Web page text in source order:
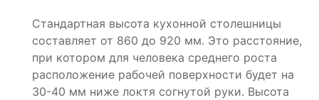
Стандартная высота кухонной столешницы
составляет от 860 до 920 мм. Это расстояние,
при котором для человека среднего роста
расположение рабочей поверхности будет на
30-40 мм ниже локтя согнутой руки. Высота